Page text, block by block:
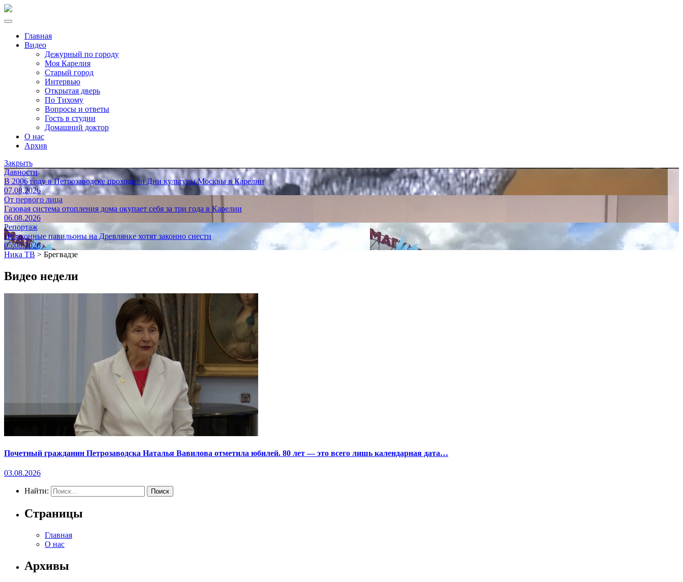
Главная
Видео
Дежурный по городу
Моя Карелия
Старый город
Интервью
Открытая дверь
По Тихому
Вопросы и ответы
Гость в студии
Домашний доктор
О нас
Архив
Закрыть
Давности
В 2006 году в Петрозаводске проходили Дни культуры Москвы в Карелии
07.08.2026
От первого лица
Газовая система отопления дома окупает себя за три года в Карелии
06.08.2026
Репортаж
Незаконные павильоны на Древлянке хотят законно снести
05.08.2026
Ника ТВ > Брегвадзе
Видео недели
Почетный гражданин Петрозаводска Наталья Вавилова отметила юбилей. 80 лет — это всего лишь календарная дата…
03.08.2026
Найти:
Страницы
Главная
О нас
Архивы